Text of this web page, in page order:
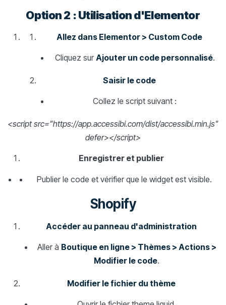
Option 2 : Utilisation d'Elementor
Allez dans Elementor > Custom Code
Cliquez sur Ajouter un code personnalisé.
Saisir le code
Collez le script suivant :
<script src="https://app.accessibi.com/dist/accessibi.min.js"
defer></script>
Enregistrer et publier
Publier le code et vérifier que le widget est visible.
Shopify
Accéder au panneau d'administration
Aller à Boutique en ligne > Thèmes > Actions >
Modifier le code.
Modifier le fichier du thème